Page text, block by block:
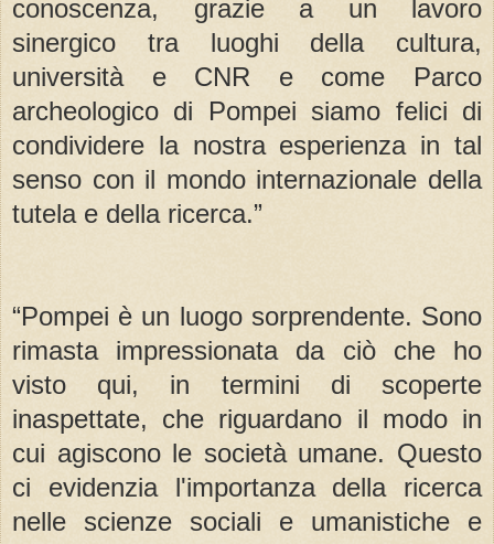
conoscenza, grazie a un lavoro
sinergico tra luoghi della cultura,
università e CNR e come Parco
archeologico di Pompei siamo felici di
condividere la nostra esperienza in tal
senso con il mondo internazionale della
tutela e della ricerca.”
“Pompei è un luogo sorprendente. Sono
rimasta impressionata da ciò che ho
visto qui, in termini di scoperte
inaspettate, che riguardano il modo in
cui agiscono le società umane. Questo
ci evidenzia l'importanza della ricerca
nelle scienze sociali e umanistiche e